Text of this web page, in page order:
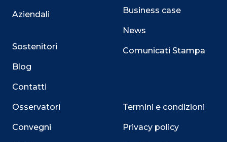
Aziendali
Sostenitori
Blog
Contatti
Osservatori
Convegni
Business case
News
Comunicati Stampa
Termini e condizioni
Privacy policy